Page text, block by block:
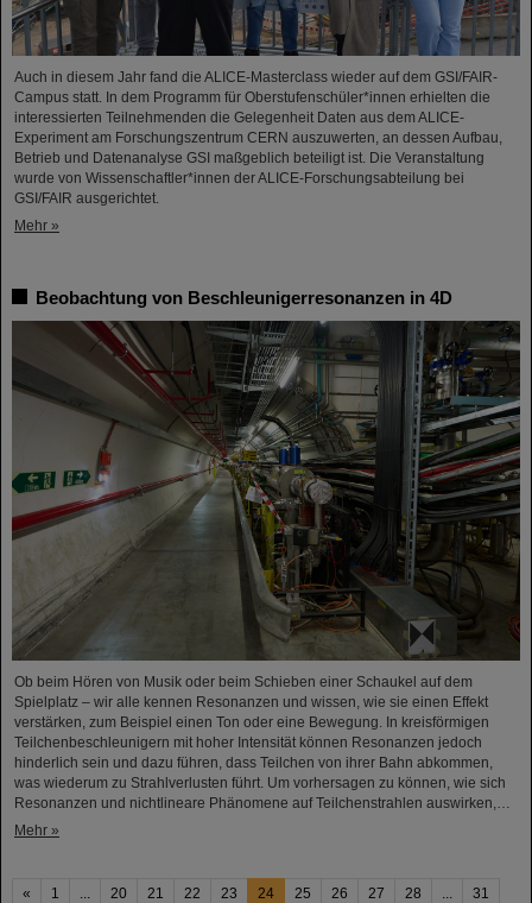
Auch in diesem Jahr fand die ALICE-Masterclass wieder auf dem GSI/FAIR-
Campus statt. In dem Programm für Oberstufenschüler*innen erhielten die
interessierten Teilnehmenden die Gelegenheit Daten aus dem ALICE-
Experiment am Forschungszentrum CERN auszuwerten, an dessen Aufbau,
Betrieb und Datenanalyse GSI maßgeblich beteiligt ist. Die Veranstaltung
wurde von Wissenschaftler*innen der ALICE-Forschungsabteilung bei
GSI/FAIR ausgerichtet.
Mehr »
Beobachtung von Beschleunigerresonanzen in 4D
Ob beim Hören von Musik oder beim Schieben einer Schaukel auf dem
Spielplatz – wir alle kennen Resonanzen und wissen, wie sie einen Effekt
verstärken, zum Beispiel einen Ton oder eine Bewegung. In kreisförmigen
Teilchenbeschleunigern mit hoher Intensität können Resonanzen jedoch
hinderlich sein und dazu führen, dass Teilchen von ihrer Bahn abkommen,
was wiederum zu Strahlverlusten führt. Um vorhersagen zu können, wie sich
Resonanzen und nichtlineare Phänomene auf Teilchenstrahlen auswirken,…
Mehr »
« 1 20 21 22 23 24 25 26 27 28
31